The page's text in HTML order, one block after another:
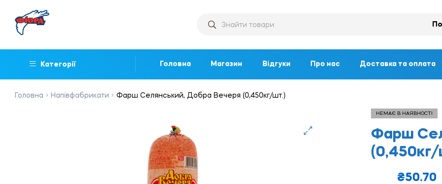
Категорії Головна Магазин Відгуки Про нас Доставка та оплата
Головна Напівфабрикати Фарш Селянський, Добра Вечеря (0,450кг/шт.)
НЕМАЄ В НАЯВНОСТІ
Фарш
(0,450кг/
₴50.70